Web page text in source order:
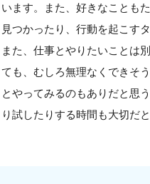
います。また、好きなことも
見つかったり、行動を起こす
また、仕事とやりたいことは
ても、むしろ無理なくできそ
とやってみるのもありだと思
り試したりする時間も大切だ